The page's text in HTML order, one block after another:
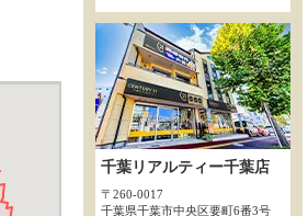
千葉リアルティー千葉店
〒260-0017
千葉県千葉市中央区要町6番3号